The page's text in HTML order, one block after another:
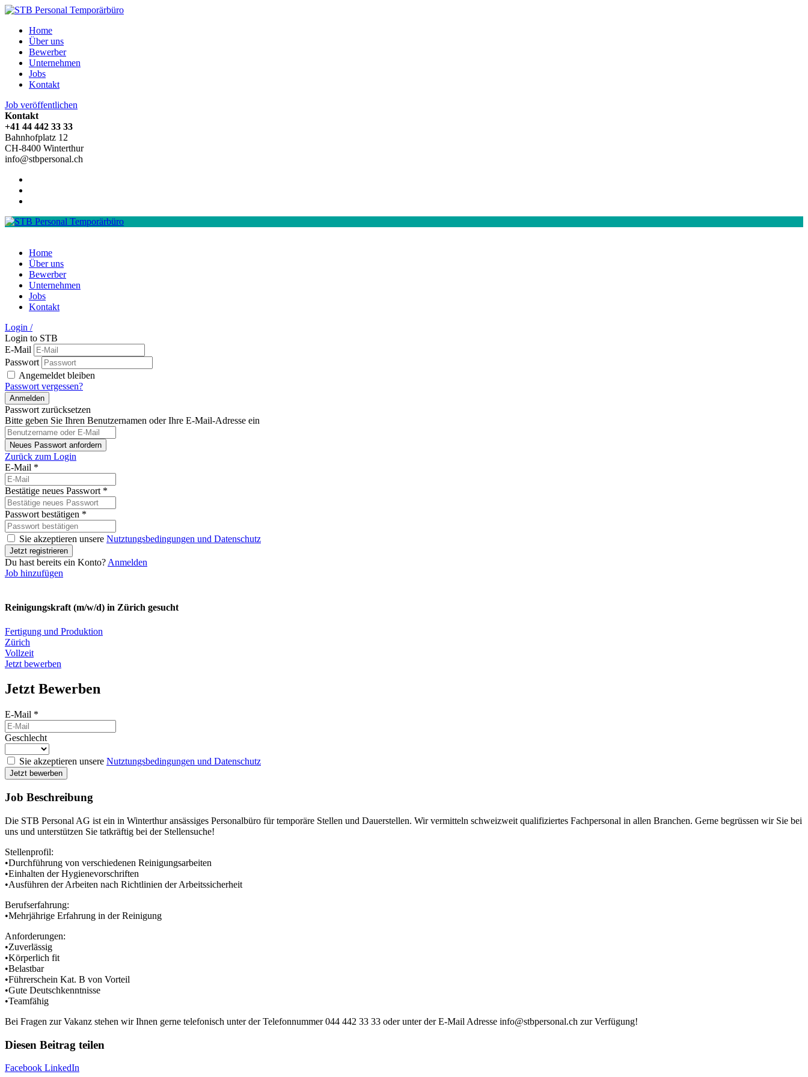
Home
Über uns
Bewerber
Unternehmen
Jobs
Kontakt
Job veröffentlichen
Kontakt
+41 44 442 33 33
Bahnhofplatz 12
CH-8400 Winterthur
info@stbpersonal.ch
Home
Über uns
Bewerber
Unternehmen
Jobs
Kontakt
Login /
Login to STB
E-Mail
Passwort
Angemeldet bleiben
Passwort vergessen?
Passwort zurücksetzen
Bitte geben Sie Ihren Benutzernamen oder Ihre E-Mail-Adresse ein
Zurück zum Login
E-Mail *
Bestätige neues Passwort *
Passwort bestätigen *
Sie akzeptieren unsere Nutztungsbedingungen und Datenschutz
Du hast bereits ein Konto? Anmelden
Job hinzufügen
Reinigungskraft (m/w/d) in Zürich gesucht
Fertigung und Produktion
Zürich
Vollzeit
Jetzt bewerben
Jetzt Bewerben
E-Mail *
Geschlecht
Sie akzeptieren unsere Nutztungsbedingungen und Datenschutz
Job Beschreibung
Die STB Personal AG ist ein in Winterthur ansässiges Personalbüro für temporäre Stellen und Dauerstellen. Wir vermitteln schweizweit qualifiziertes Fachpersonal in allen Branchen. Gerne begrüssen wir Sie bei
uns und unterstützen Sie tatkräftig bei der Stellensuche!
Stellenprofil:
•Durchführung von verschiedenen Reinigungsarbeiten
•Einhalten der Hygienevorschriften
•Ausführen der Arbeiten nach Richtlinien der Arbeitssicherheit
Berufserfahrung:
•Mehrjährige Erfahrung in der Reinigung
Anforderungen:
•Zuverlässig
•Körperlich fit
•Belastbar
•Führerschein Kat. B von Vorteil
•Gute Deutschkenntnisse
•Teamfähig
Bei Fragen zur Vakanz stehen wir Ihnen gerne telefonisch unter der Telefonnummer 044 442 33 33 oder unter der E-Mail Adresse info@stbpersonal.ch zur Verfügung!
Diesen Beitrag teilen
Facebook LinkedIn